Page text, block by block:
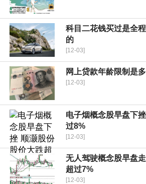
科目二花钱买过是全
的
[12-03]
网上贷款年龄限制是
[12-03]
电子烟概念股早盘下
过8%
[12-03]
无人驾驶概念股早盘
超过7%
[12-03]